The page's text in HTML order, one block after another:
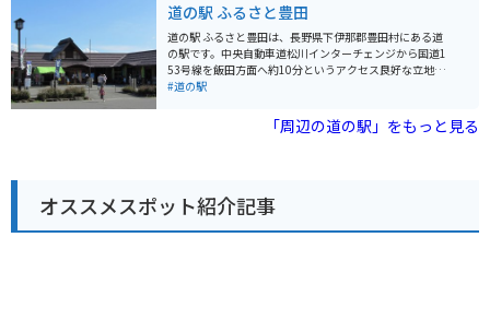
を楽しむことができます。 バイクで訪れる場合、道の駅
には広々とした駐車場が完備されているので安心です。
周辺には、秋には一面の黄金色に染まる「黄金の里」
や、ブナの原生林が広がる「秋山郷」など、自然豊かな
観光スポットが点在しています。道の駅 北信州やまうち
道の駅 ふるさと豊田
道の駅 ふるさと豊田は、長野県下伊那郡豊田村にある道
の駅です。中央自動車道松川インターチェンジから国道1
53号線を飯田方面へ約10分というアクセス良好な立地に
あります。 地元の農産物が並ぶ直売所が人気で、新鮮な
品などが販売されています。とくに、りんごやなし、ぶ
どうなどの果物は、旬の時期には種類豊富に揃うので、
んだ丼ぶりで、ボリューム満点の一品です。バイクで訪
れた際には、駐車場にバイクラックが設置されているの
で安心です。 周辺には、豊かな自然が広がっており、春
#道の駅
「周辺の道の駅」をもっと見る
オススメスポット紹介記事